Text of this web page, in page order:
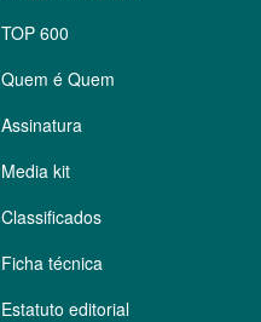
TOP 600
Quem é Quem
Assinatura
Media kit
Classificados
Ficha técnica
Estatuto editorial